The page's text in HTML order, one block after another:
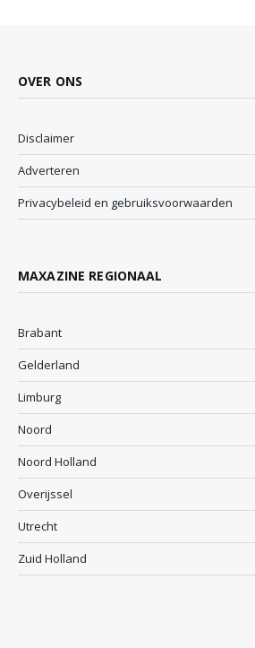
OVER ONS
Disclaimer
Adverteren
Privacybeleid en gebruiksvoorwaarden
MAXAZINE REGIONAAL
Brabant
Gelderland
Limburg
Noord
Noord Holland
Overijssel
Utrecht
Zuid Holland